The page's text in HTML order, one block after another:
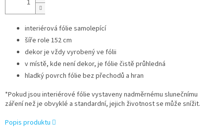
interiérová fólie samolepící
šíře role 152 cm
dekor je vždy vyrobený ve fólii
v místě, kde není dekor, je fólie čistě průhledná
hladký povrch fólie bez přechodů a hran
*Pokud jsou interiérové fólie vystaveny nadměrnému slunečnímu
záření než je obvyklé a standardní, jejich životnost se může snížit.
Popis produktu